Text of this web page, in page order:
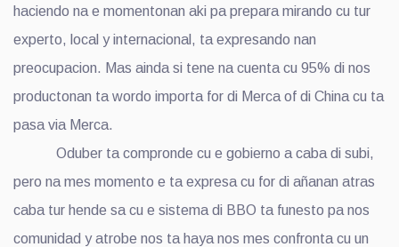
haciendo na e momentonan aki pa prepara mirando cu tur
experto, local y internacional, ta expresando nan
preocupacion. Mas ainda si tene na cuenta cu 95% di nos
productonan ta wordo importa for di Merca of di China cu ta
pasa via Merca.
Oduber ta compronde cu e gobierno a caba di subi,
pero na mes momento e ta expresa cu for di añanan atras
caba tur hende sa cu e sistema di BBO ta funesto pa nos
comunidad y atrobe nos ta haya nos mes confronta cu un